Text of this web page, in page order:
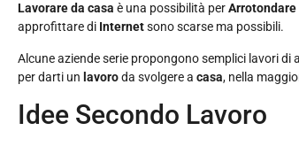
Lavorare da casa è una possibilità per
approfittare di Internetsono scarse ma possibili.
Alcune aziende serie propongono semplici lavori di
per darti un lavoroda svolgere a casa, nella
Idee Secondo Lavoro